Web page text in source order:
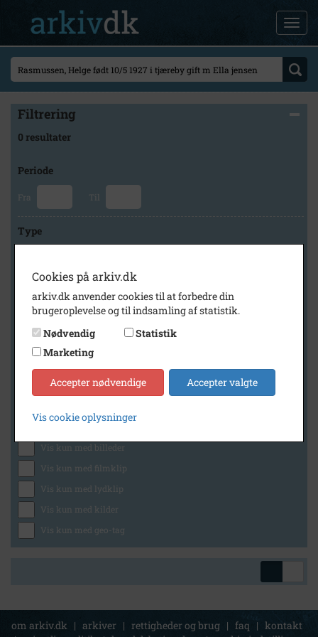
Filtrering
0 resultater
Periode
Fra Til
Type
Arkiv
Lokalarkivet Alsønderup -Tjæreby
Generelt
Vis kun med billeder
Vis kun med filmklip
Vis kun med lydklip
Vis kun med kilder
Vis kun med geo-tag
om arkiv.dk | arkiver | rettigheder og brug | faq | kontakt
Cookies på arkiv.dk
arkiv.dk anvender cookies til at forbedre din
brugeroplevelse og til indsamling af statistik.
Nødvendig
Statistik
Marketing
Accepter nødvendige Accepter valgte
Vis cookie oplysninger